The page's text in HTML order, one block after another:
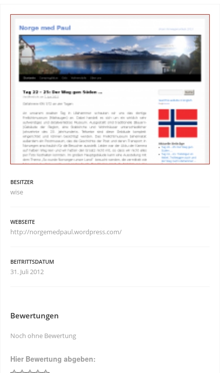
BESITZER
wise
WEBSEITE
http://norgemedpaul.wordpress.com/
BEITRITTSDATUM
31. Juli 2012
Bewertungen
Noch ohne Bewertung
Hier Bewertung abgeben: